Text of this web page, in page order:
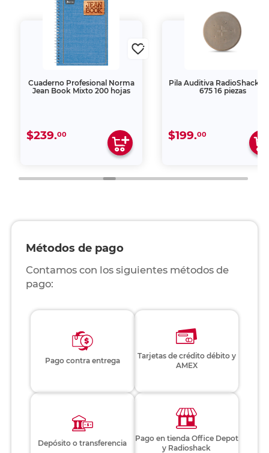
Cuaderno Profesional Norma
Jean Book Mixto 200 hojas
$239.00
Pila Auditiva RadioShack
675 16 piezas
$199.00
Métodos de pago
Contamos con los siguientes métodos de
pago:
Pago contra entrega
Tarjetas de crédito débito y
AMEX
Depósito o transferencia
Pago en tienda Office Depot
y Radioshack